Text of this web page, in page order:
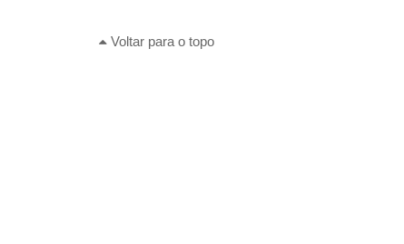
Voltar para o topo